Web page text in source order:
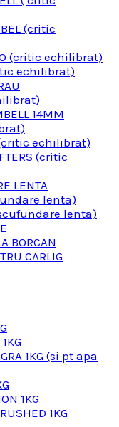
(critic
(critic echilibrat)
echilibrat)
14MM
(critic echilibrat)
(critic
LENTA
lenta)
lenta)
BORCAN
CARLIG
1KG (si pt apa
1KG
1KG